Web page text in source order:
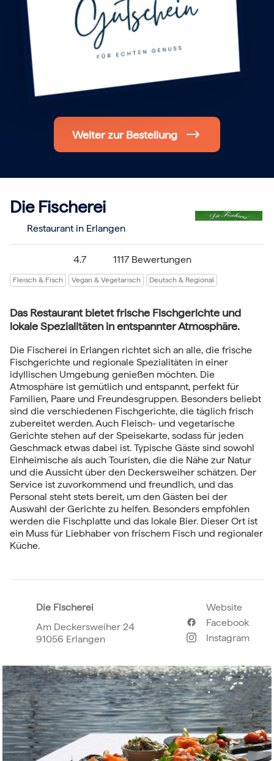
Frohe Weihnachten
Regionale Gutscheine
Hamburg
Frankfurt
-------
Das ideale Geschenk für alle Anlässe
Weiter zur Bestellung
Die Fischerei
Restaurant in Erlangen
4.7 1117 Bewertungen
Fleisch & Fisch Vegan & Vegetarisch Deutsch & Regional
Das Restaurant bietet frische Fischgerichte und
lokale Spezialitäten in entspannter Atmosphäre.
Die Fischerei in Erlangen richtet sich an alle, die frische
Fischgerichte und regionale Spezialitäten in einer
idyllischen Umgebung genießen möchten. Die
Atmosphäre ist gemütlich und entspannt, perfekt für
Familien, Paare und Freundesgruppen. Besonders beliebt
sind die verschiedenen Fischgerichte, die täglich frisch
zubereitet werden. Auch Fleisch- und vegetarische
Gerichte stehen auf der Speisekarte, sodass für jeden
Geschmack etwas dabei ist. Typische Gäste sind sowohl
Einheimische als auch Touristen, die die Nähe zur Natur
und die Aussicht über den Deckersweiher schätzen. Der
Service ist zuvorkommend und freundlich, und das
Personal steht stets bereit, um den Gästen bei der
Auswahl der Gerichte zu helfen. Besonders empfohlen
werden die Fischplatte und das lokale Bier. Dieser Ort ist
ein Muss für Liebhaber von frischem Fisch und regionaler
Küche.
Die Fischerei
Am Deckersweiher 24
91056 Erlangen
Website
Facebook
Instagram